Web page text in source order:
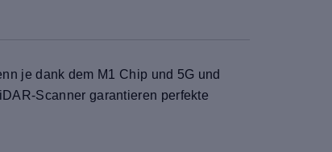
je dank dem M1 Chip und 5G und
Scanner garantieren perfekte